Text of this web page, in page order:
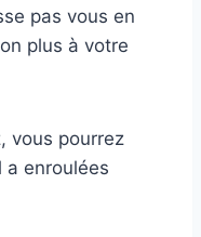
pas vous en
plus à votre
vous pourrez
a enroulées